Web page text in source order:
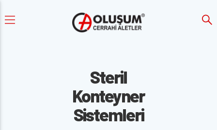
Steril
Konteyner
Sistemleri